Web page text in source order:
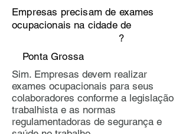
Empresas precisam de exames
ocupacionais na cidade de
?
Ponta Grossa
Sim. Empresas devem realizar
exames ocupacionais para seus
colaboradores conforme a legislação
trabalhista e as normas
regulamentadoras de segurança e